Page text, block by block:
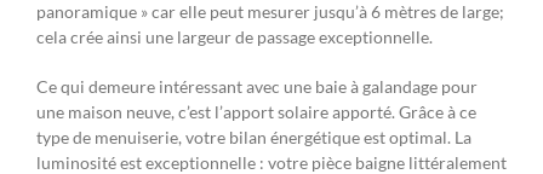
panoramique » car elle peut mesurer jusqu’à 6 mètres de large;
cela crée ainsi une largeur de passage exceptionnelle.
Ce qui demeure intéressant avec une baie à galandage pour
une maison neuve, c’est l’apport solaire apporté. Grâce à ce
type de menuiserie, votre bilan énergétique est optimal. La
luminosité est exceptionnelle : votre pièce baigne littéralement